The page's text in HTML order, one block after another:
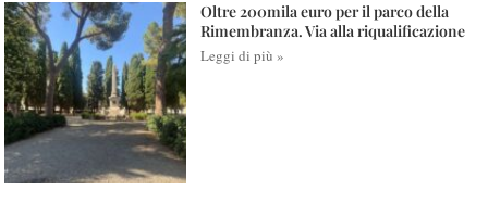
Oltre 200mila euro per il parco della
Rimembranza. Via alla riqualificazione
Leggi di più »